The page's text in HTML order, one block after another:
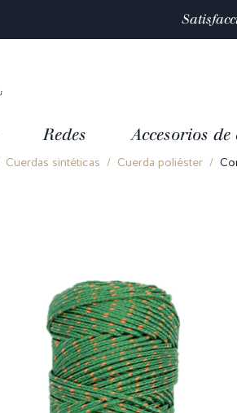
Redes Accesorios
Cuerdas sintéticas Cuerda poliéster